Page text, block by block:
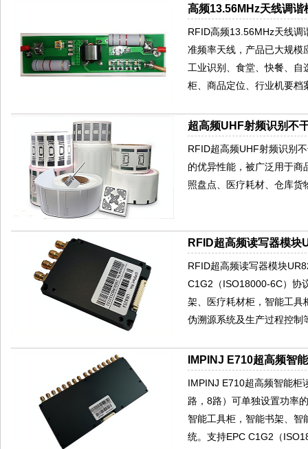
高频13.56MHz天线调
RFID高频13.56MHz天线调
准频率天线，产品已大规模
工业识别、食堂、快餐、
柜、商品定位、行业机要档
超高频UHF射频识别不
RFID超高频UHF射频识别
的优异性能，被广泛用于
照盘点、医疗耗材、仓库
RFID超高频读写器模块
RFID超高频读写器模块
C1G2（ISO18000-6C）协
架、医疗耗材柜，智能工具
伪溯源系统及生产过程控制
IMPINJ E710超高频智
IMPINJ E710超高频智能柜
路，8路）可单独设置功率
智能工具柜，智能书架、智
统。支持EPC C1G2（